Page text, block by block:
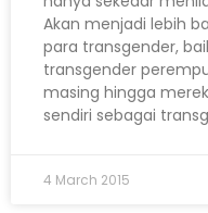
Akan menjadi lebih
para transgender,
transgender
masing hingga
sendiri sebagai
4 March 2015